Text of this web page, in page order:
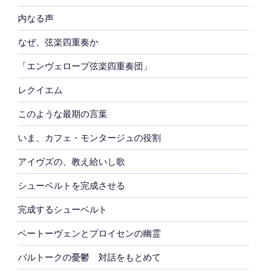
内なる声
なぜ、弦楽四重奏か
「エンヴェロープ弦楽四重奏団」
レクイエム
このような最期の言葉
いま、カフェ・モンタージュの役割
アイヴズの、教え給いし歌
シューベルトを完成させる
完成するシューベルト
ベートーヴェンとプロイセンの幽霊
バルトークの憂鬱 対話をもとめて